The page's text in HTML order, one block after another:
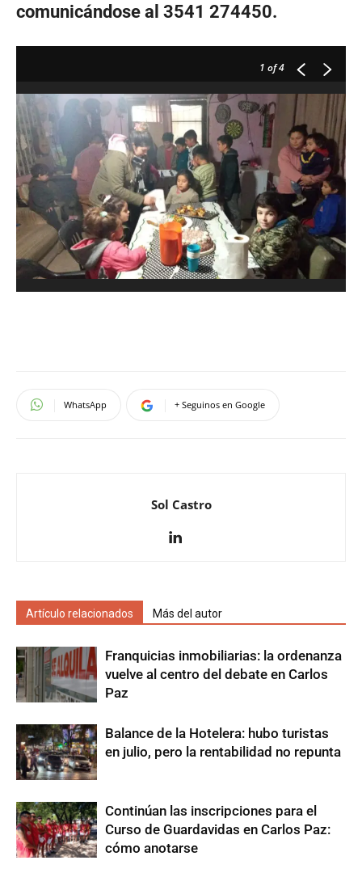
comunicándose al 3541 274450.
1 of 4
WhatsApp + Seguinos en Google
Sol Castro
Artículo relacionados Más del autor
Franquicias inmobiliarias: la ordenanza
vuelve al centro del debate en Carlos
Paz
Balance de la Hotelera: hubo turistas
en julio, pero la rentabilidad no repunta
Continúan las inscripciones para el
Curso de Guardavidas en Carlos Paz:
cómo anotarse